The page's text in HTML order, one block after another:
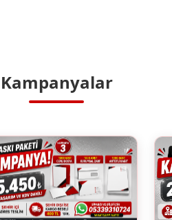
Kampanyalar